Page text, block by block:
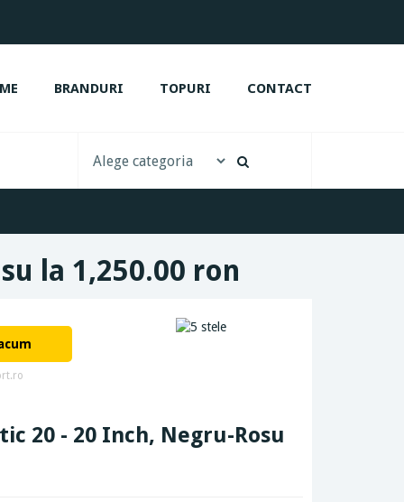
BRANDURI TOPURI CONTACT
la 1,250.00 ron
20 - 20 Inch, Negru-Rosu